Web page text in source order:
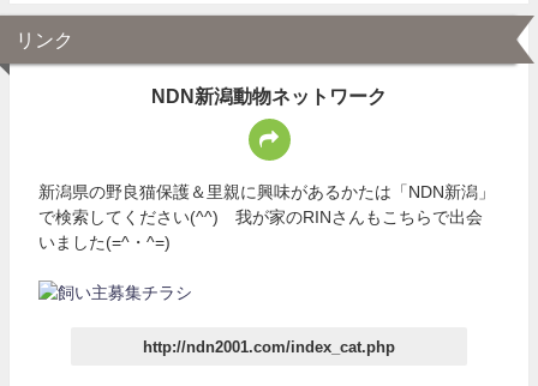
リンク
NDN新潟動物ネットワーク
新潟県の野良猫保護＆里親に興味があるかたは「NDN新潟」
で検索してください(^^) 我が家のRINさんもこちらで出会
いました(=^・^=)
http://ndn2001.com/index_cat.php